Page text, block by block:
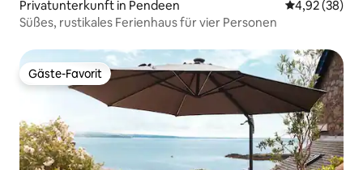
Privatunterkunft in Pendeen
4,92 (38)
Süßes, rustikales Ferienhaus für vier Personen
Gäste-Favorit
Gäste-Favorit